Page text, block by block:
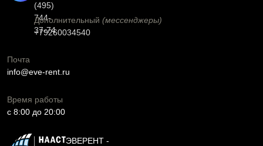
(495)
744-
37-74
Дополнительный (мессенджеры)
+79260034540
Почта
info@eve-rent.ru
Время работы
c 8:00 до 20:00
ЭВЕРЕНТ -